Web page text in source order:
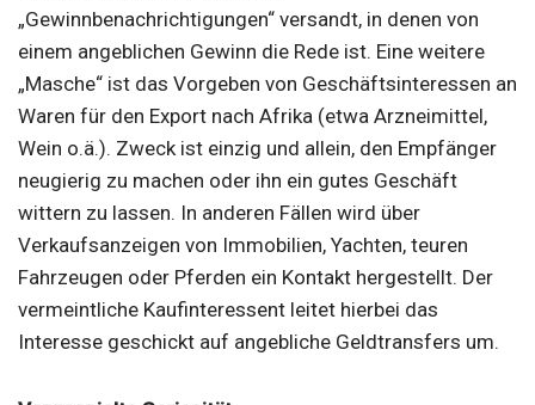
„Gewinnbenachrichtigungen“ versandt, in denen von
einem angeblichen Gewinn die Rede ist. Eine weitere
„Masche“ ist das Vorgeben von Geschäftsinteressen an
Waren für den Export nach Afrika (etwa Arzneimittel,
Wein o.ä.). Zweck ist einzig und allein, den Empfänger
neugierig zu machen oder ihn ein gutes Geschäft
wittern zu lassen. In anderen Fällen wird über
Verkaufsanzeigen von Immobilien, Yachten, teuren
Fahrzeugen oder Pferden ein Kontakt hergestellt. Der
vermeintliche Kaufinteressent leitet hierbei das
Interesse geschickt auf angebliche Geldtransfers um.